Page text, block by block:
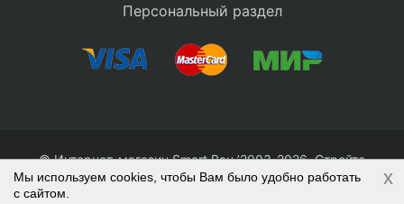
Персональный раздел
© Интернет-магазин Smart Bau ’2003-2026. Стройте
правильно с 1-го раза.
Политика обработки персональных данных
Мы используем cookies, чтобы Вам было удобно работать
с сайтом.
x